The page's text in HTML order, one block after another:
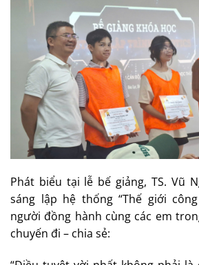
Phát biểu tại lễ bế giảng, TS. Vũ
sáng lập hệ thống “Thế giới công
người đồng hành cùng các em
chuyến đi – chia sẻ: